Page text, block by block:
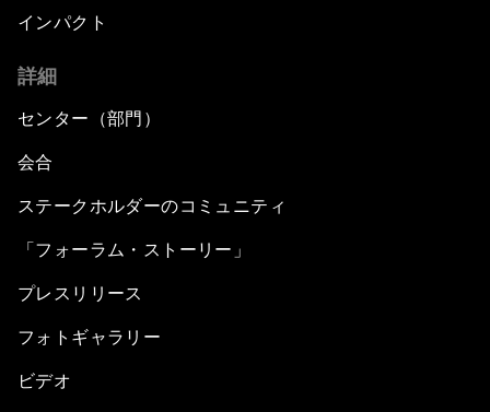
インパクト
詳細
センター（部門）
会合
ステークホルダーのコミュニティ
「フォーラム・ストーリー」
プレスリリース
フォトギャラリー
ビデオ